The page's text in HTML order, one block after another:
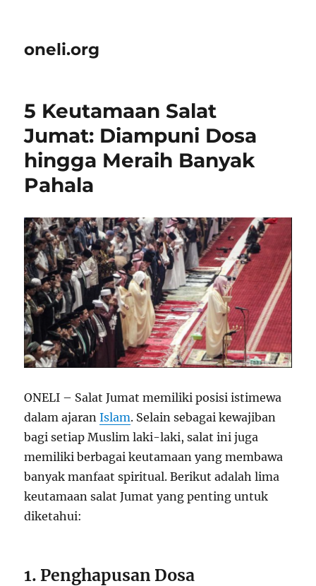
oneli.org
5 Keutamaan Salat
Jumat: Diampuni Dosa
hingga Meraih Banyak
Pahala
ONELI – Salat Jumat memiliki posisi istimewa
dalam ajaranIslam. Selain sebagai kewajiban
bagi setiap Muslim laki-laki, salat ini juga
memiliki berbagai keutamaan yang membawa
banyak manfaat spiritual. Berikut adalah lima
keutamaan salat Jumat yang penting untuk
diketahui:
1. Penghapusan Dosa